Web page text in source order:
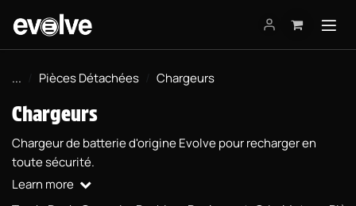
... Pièces Détachées Chargeurs
Chargeurs
Chargeur de batterie d'origine Evolve pour recharger en
toute sécurité.
Learn more